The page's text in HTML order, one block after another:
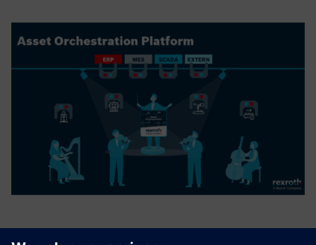
ASSET ORCHESTRATION PLATFORM